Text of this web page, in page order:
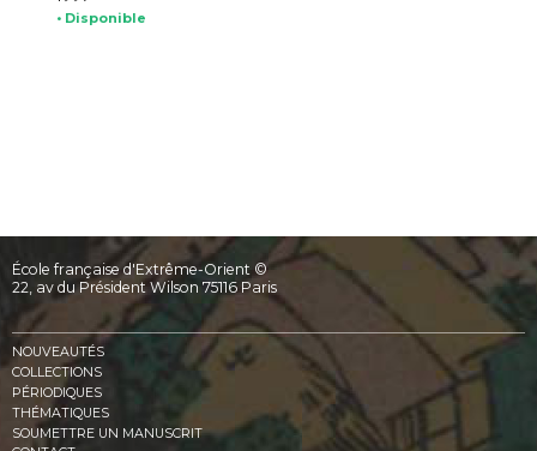
• Disponible
École française d'Extrême-Orient ©
22, av du Président Wilson 75116 Paris
NOUVEAUTÉS
COLLECTIONS
PÉRIODIQUES
THÉMATIQUES
SOUMETTRE UN MANUSCRIT